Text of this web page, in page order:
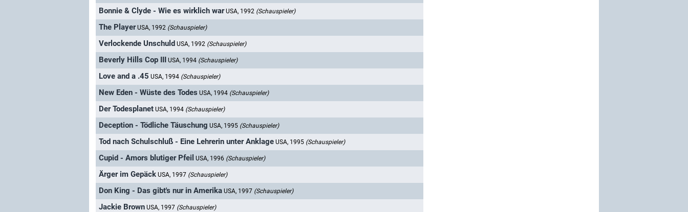
Bonnie & Clyde - Wie es wirklich war USA, 1992 (Schauspieler)
The Player USA, 1992 (Schauspieler)
Verlockende Unschuld USA, 1992 (Schauspieler)
Beverly Hills Cop III USA, 1994 (Schauspieler)
Love and a .45 USA, 1994 (Schauspieler)
New Eden - Wüste des Todes USA, 1994 (Schauspieler)
Der Todesplanet USA, 1994 (Schauspieler)
Deception - Tödliche Täuschung USA, 1995 (Schauspieler)
Tod nach Schulschluß - Eine Lehrerin unter Anklage USA, 1995 (Schauspieler)
Cupid - Amors blutiger Pfeil USA, 1996 (Schauspieler)
Ärger im Gepäck USA, 1997 (Schauspieler)
Don King - Das gibt's nur in Amerika USA, 1997 (Schauspieler)
Jackie Brown USA, 1997 (Schauspieler)